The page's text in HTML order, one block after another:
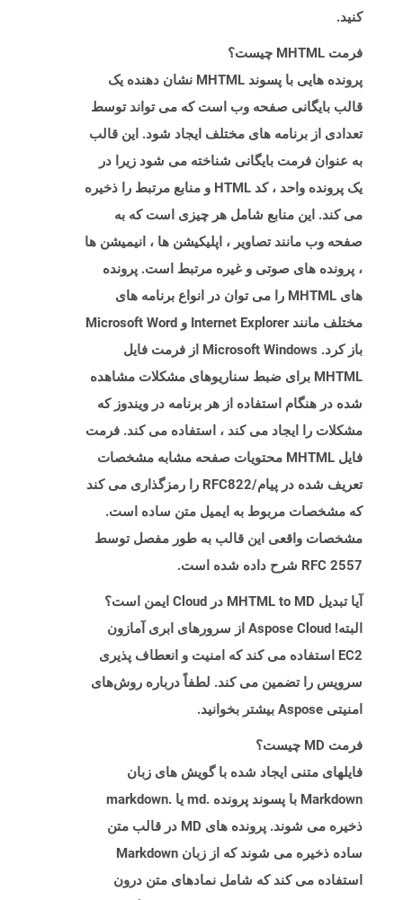
کنید.
فرمت MHTML چیست؟
پرونده هایی با پسوند MHTML نشان دهنده یک
قالب بایگانی صفحه وب است که می تواند توسط
تعدادی از برنامه های مختلف ایجاد شود. این قالب
به عنوان فرمت بایگانی شناخته می شود زیرا در
یک پرونده واحد ، کد HTML و منابع مرتبط را ذخیره
می کند. این منابع شامل هر چیزی است که به
صفحه وب مانند تصاویر ، اپلیکیشن ها ، انیمیشن ها
، پرونده های صوتی و غیره مرتبط است. پرونده
های MHTML را می توان در انواع برنامه های
مختلف مانند Internet Explorer و Microsoft Word
باز کرد. Microsoft Windows از فرمت فایل
MHTML برای ضبط سناریوهای مشکلات مشاهده
شده در هنگام استفاده از هر برنامه در ویندوز که
مشکلات را ایجاد می کند ، استفاده می کند. فرمت
فایل MHTML محتویات صفحه مشابه مشخصات
تعریف شده در پیام/RFC822 را رمزگذاری می کند
که مشخصات مربوط به ایمیل متن ساده است.
مشخصات واقعی این قالب به طور مفصل توسط
RFC 2557 شرح داده شده است.
آیا تبدیل MHTML to MD در Cloud ایمن است؟
البته! Aspose Cloud از سرورهای ابری آمازون
EC2 استفاده می کند که امنیت و انعطاف پذیری
سرویس را تضمین می کند. لطفاً درباره روش‌های
امنیتی Aspose بیشتر بخوانید.
فرمت MD چیست؟
فایلهای متنی ایجاد شده با گویش های زبان
Markdown با پسوند پرونده .md یا .markdown
ذخیره می شوند. پرونده های MD در قالب متن
ساده ذخیره می شوند که از زبان Markdown
استفاده می کند که شامل نمادهای متن درون